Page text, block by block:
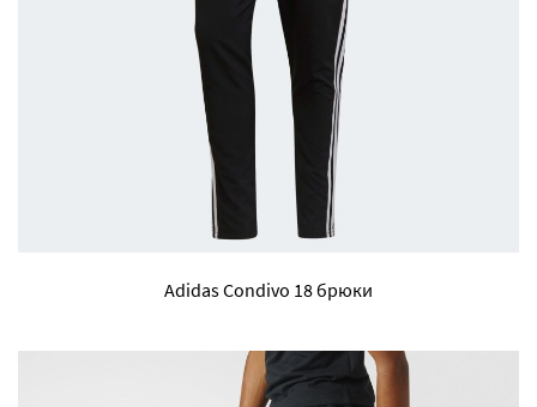
Adidas Condivo 18 брюки